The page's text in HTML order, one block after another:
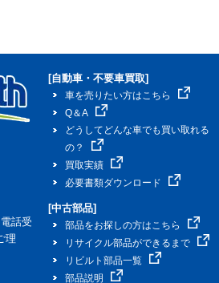
話受
理
[自動車・不要車買取]
車を売りたい方はこちら
Q＆A
どうしてどんな車でも買い取れる
の？
買取実績
必要書類ダウンロード
[中古部品]
部品をお探しの方はこちら
リサイクル部品ができるまで
リビルト部品一覧
部品説明